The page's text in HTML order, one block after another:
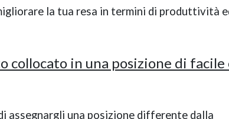
la tua resa in termini di produttività
in una posizione di facile
assegnargli una posizione differente dalla